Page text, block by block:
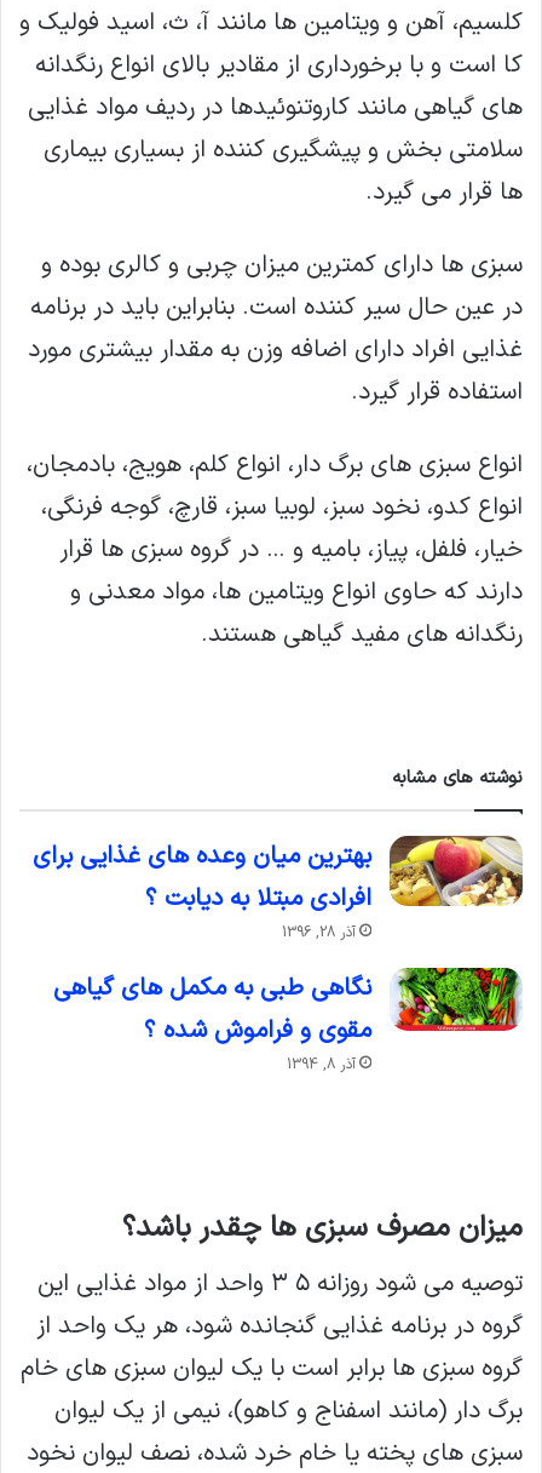
کلسیم، آهن و ویتامین ها مانند آ، ث، اسید فولیک و
کا است و با برخورداری از مقادیر بالای انواع رنگدانه
های گیاهی مانند کاروتنوئیدها در ردیف مواد غذایی
سلامتی بخش و پیشگیری کننده از بسیاری بیماری
ها قرار می گیرد.
سبزی ها دارای کمترین میزان چربی و کالری بوده و
در عین حال سیر کننده است. بنابراین باید در برنامه
غذایی افراد دارای اضافه وزن به مقدار بیشتری مورد
استفاده قرار گیرد.
انواع سبزی های برگ دار، انواع کلم، هویج، بادمجان،
انواع کدو، نخود سبز، لوبیا سبز، قارچ، گوجه فرنگی،
خیار، فلفل، پیاز، بامیه و … در گروه سبزی ها قرار
دارند که حاوی انواع ویتامین ها، مواد معدنی و
رنگدانه های مفید گیاهی هستند.
نوشته های مشابه
بهترین میان وعده های غذایی برای
افرادی مبتلا به دیابت ؟
آذر 28, 1396
نگاهی طبی به مکمل های گیاهی
مقوی و فراموش شده ؟
آذر 8, 1394
میزان مصرف سبزی ها چقدر باشد؟
توصیه می شود روزانه ۵ ۳ واحد از مواد غذایی این
گروه در برنامه غذایی گنجانده شود، هر یک واحد از
گروه سبزی ها برابر است با یک لیوان سبزی های خام
برگ دار (مانند اسفناج و کاهو)، نیمی از یک لیوان
سبزی های پخته یا خام خرد شده، نصف لیوان نخود